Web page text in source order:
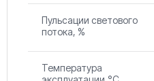
Пульсации светового
потока, %
Температура